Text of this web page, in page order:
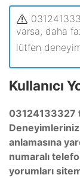
varsa, daha
lütfen
Kullanıcı
03124133327
anlamasına
numaralı
yorumları